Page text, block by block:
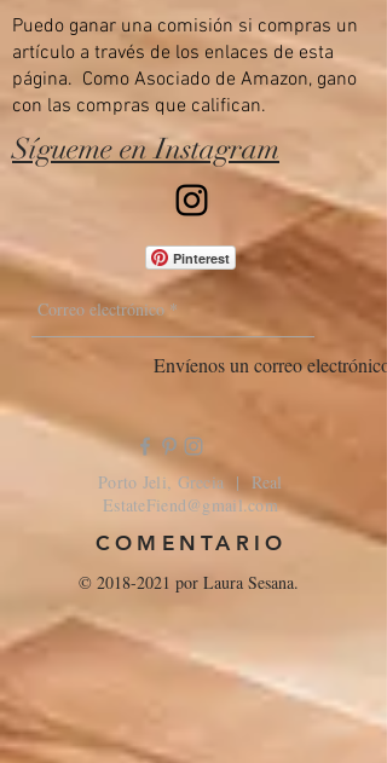
Puedo ganar una comisión si compras un
artículo a través de los enlaces de esta
página. Como Asociado de Amazon, gano
con las compras que califican.
Sígueme en Instagram
Pinterest
Envíenos un correo electrónico
Porto Jeli, Grecia | Real
EstateFiend@gmail.com
COMENTARIO
© 2018-2021 por Laura Sesana.